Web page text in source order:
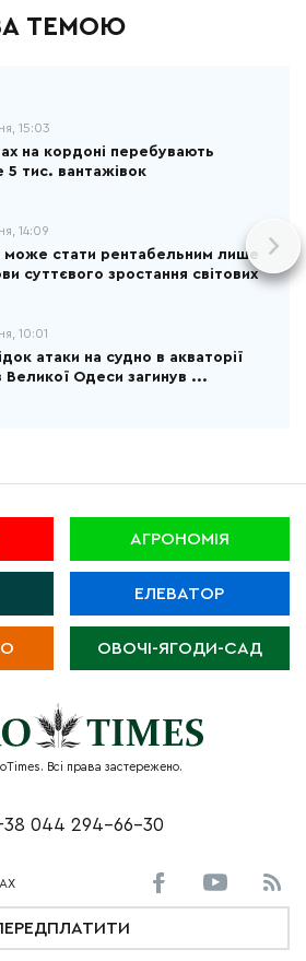
ТЕМОЮ
15:03
на кордоні перебувають
5 тис. вантажівок
14:09
може стати рентабельним лише
суттєвого зростання світових
10:01
атаки на судно в акваторії
Великої Одеси загинув ...
АГРОНОМІЯ
ЕЛЕВАТОР
ОВОЧІ-ЯГОДИ-САД
Всі права застережено.
044 294-66-30